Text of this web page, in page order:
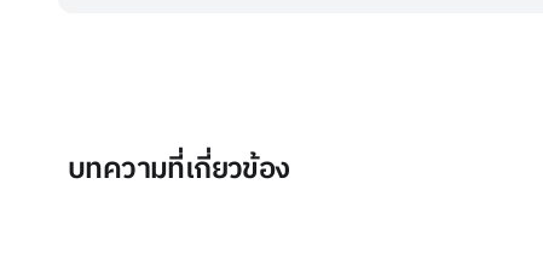
บทความที่เกี่ยวข้อง